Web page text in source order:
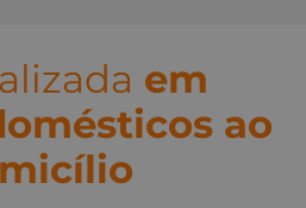
em
ao